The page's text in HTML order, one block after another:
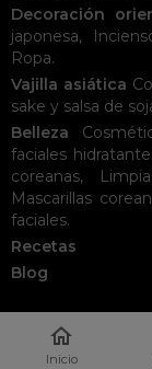
Decoración
japonesa,
Ropa.
Vajilla asiática
sake y salsa de
Belleza
faciales
coreanas,
Mascarillas
faciales.
Recetas
Blog

Inicio